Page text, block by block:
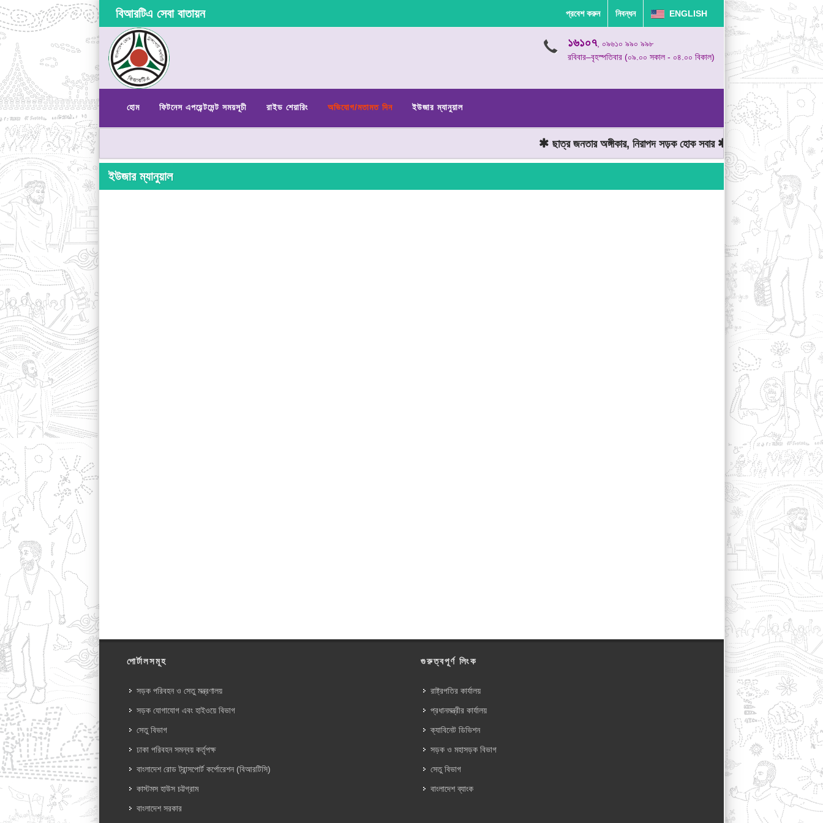
বিআরটিএ সেবা বাতায়ন প্রবেশ করুন নিবন্ধন ENGLISH
১৬১০৭, ০৯৬১০ ৯৯০ ৯৯৮
রবিবার–বৃহস্পতিবার (০৯.০০ সকাল - ০৪.০০ বিকাল)
হোম ফিটনেস এপয়েন্টমেন্ট সময়সূচী রাইড শেয়ারিং অভিযোগ/মতামত দিন ইউজার ম্যানুয়াল
ছাত্র জনতার অঙ্গীকার, নিরাপদ সড়ক হোক সবার মোটরযান চালানোর সময়
ইউজার ম্যানুয়াল
পোর্টালসমূহ
সড়ক পরিবহন ও সেতু মন্ত্রণালয়
সড়ক যোগাযোগ এবং হাইওয়ে বিভাগ
সেতু বিভাগ
ঢাকা পরিবহন সমন্বয় কর্তৃপক্ষ
বাংলাদেশ রোড ট্রান্সপোর্ট কর্পোরেশন (বিআরটিসি)
কাস্টমস হাউস চট্টগ্রাম
বাংলাদেশ সরকার
গুরুত্বপূর্ণ লিংক
রাষ্ট্রপতির কার্যালয়
প্রধানমন্ত্রীর কার্যালয়
ক্যাবিনেট ডিভিশন
সড়ক ও মহাসড়ক বিভাগ
সেতু বিভাগ
বাংলাদেশ ব্যাংক